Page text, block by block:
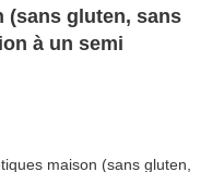
(sans gluten, sans
à un semi